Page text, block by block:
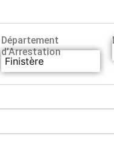
Département
d’Arrestation
Finistère